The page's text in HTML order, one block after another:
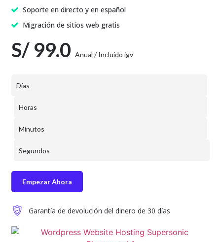
Soporte en directo y en español
Migración de sitios web gratis
S/ 99.0Anual / Incluido igv
Días
Horas
Minutos
Segundos
Empezar Ahora
Garantía de devolución del dinero de 30 días